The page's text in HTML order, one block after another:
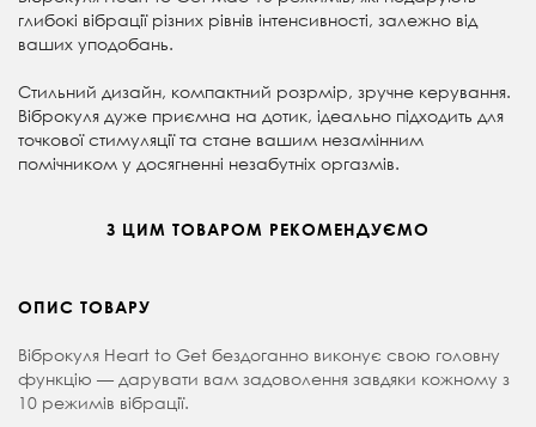
глибокі вібрації різних рівнів інтенсивності, залежно від
ваших уподобань.
Стильний дизайн, компактний розрмір, зручне керування.
Віброкуля дуже приємна на дотик, ідеально підходить для
точкової стимуляції та стане вашим незамінним
помічником у досягненні незабутніх оргазмів.
З ЦИМ ТОВАРОМ РЕКОМЕНДУЄМО
ОПИС ТОВАРУ
Віброкуля Heart to Get бездоганно виконує свою головну
функцію — дарувати вам задоволення завдяки кожному з
10 режимів вібрації.